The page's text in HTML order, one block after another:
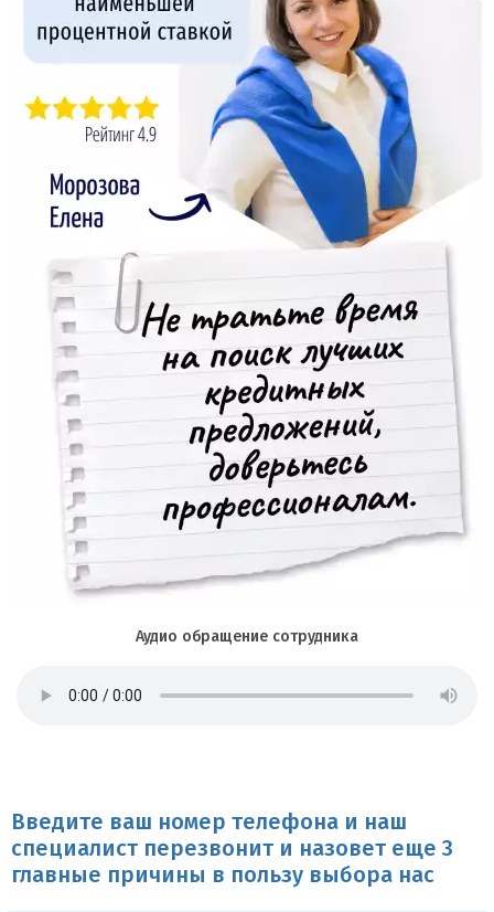
Аудио обращение сотрудника
Введите ваш номер телефона и наш
специалист перезвонит и назовет еще 3
главные причины в пользу выбора нас